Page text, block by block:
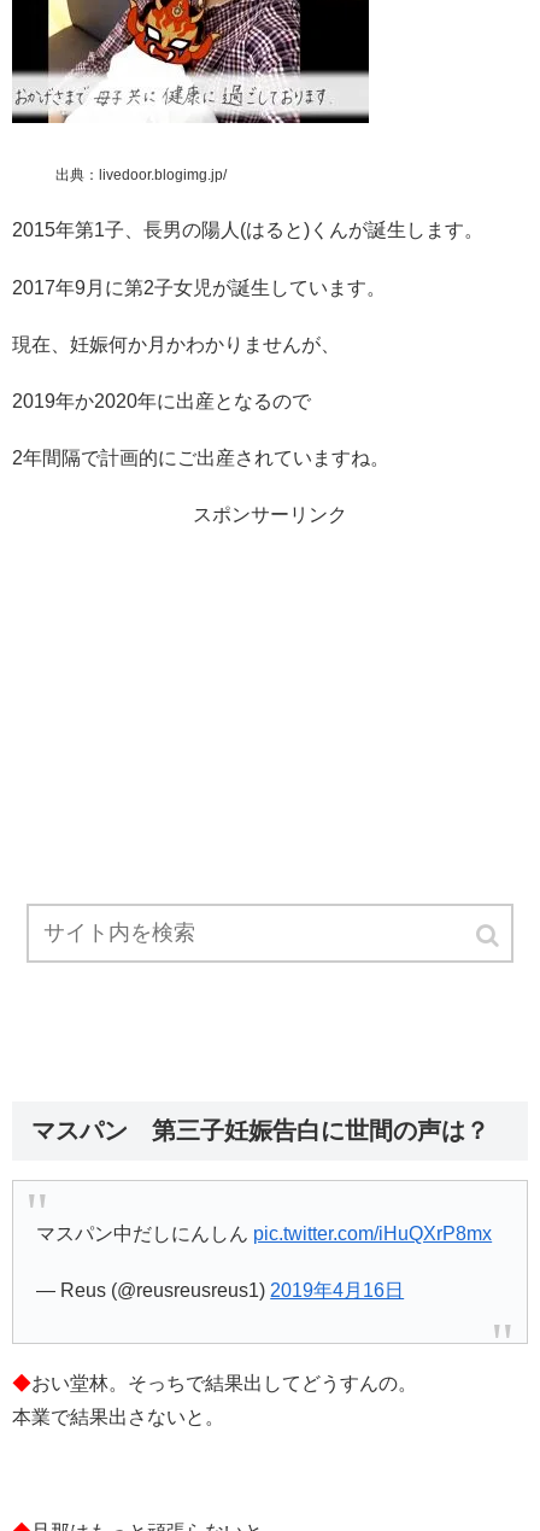
出典：livedoor.blogimg.jp/
2015年第1子、長男の陽人(はると)くんが誕生します。
2017年9月に第2子女児が誕生しています。
現在、妊娠何か月かわかりませんが、
2019年か2020年に出産となるので
2年間隔で計画的にご出産されていますね。
スポンサーリンク
マスパン 第三子妊娠告白に世間の声は？
マスパン中だしにんしん pic.twitter.com/iHuQXrP8mx
— Reus (@reusreusreus1) 2019年4月16日
◆おい堂林。そっちで結果出してどうすんの。
本業で結果出さないと。